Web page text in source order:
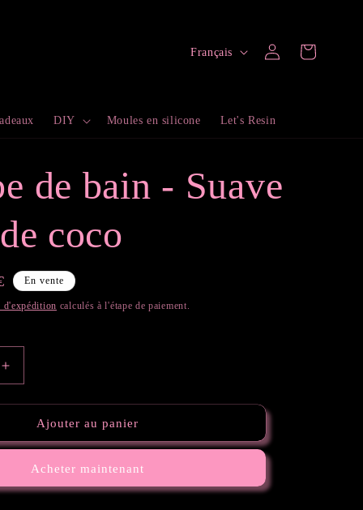
DIY Moules en silicone Let's Resin
L
e
Français Connexion Panier
de bain - Suave
coco
En vente
d'expédition calculés à l'étape de paiement.
Augmenter
la
quantité
Bombe
bain
-
Ajouter au panier
Acheter maintenant